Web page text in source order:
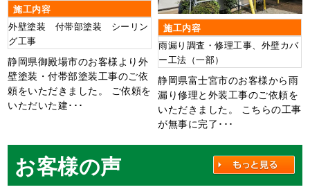
施工内容
外壁塗装 付帯部塗装 シーリン
グ工事
静岡県御殿場市のお客様より外
壁塗装・付帯部塗装工事のご依
頼をいただきました。 ご依頼を
いただいた建･･･
施工内容
雨漏り調査・修理工事、外壁カバ
ー工法（一部）
静岡県富士宮市のお客様から雨
漏り修理と外装工事のご依頼を
いただきました。 こちらの工事
が無事に完了･･･
お客様の声